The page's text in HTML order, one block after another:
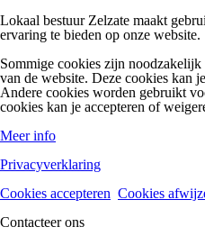
Lokaal bestuur Zelzate maakt
ervaring te bieden op onze website.
Sommige cookies zijn
van de website. Deze cookies kan
Andere cookies worden gebruikt
cookies kan je accepteren of
Meer info
Privacyverklaring
Cookies accepteren Cookies
Contacteer ons